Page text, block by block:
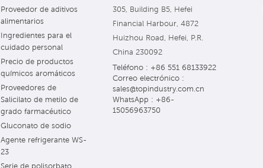
Proveedor de aditivos
alimentarios
Ingredientes para el
cuidado personal
Precio de productos
químicos aromáticos
Proveedores de
Salicilato de metilo de
grado farmacéutico
Gluconato de sodio
Agente refrigerante WS-
23
Serie de polisorbato
305, Building B5, Hefei
Financial Harbour, 4872
Huizhou Road, Hefei, P.R.
China 230092
Teléfono : +86 551 68133922
Correo electrónico :
sales@topindustry.com.cn
WhatsApp : +86-
15056963750